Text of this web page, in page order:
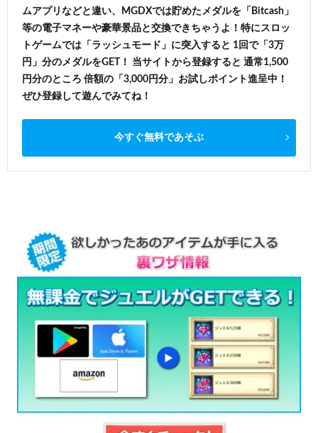
ムアプリなどと違い、MGDXでは貯めたメダルを「Bitcash」
等の電子マネーや豪華景品と交換できちゃうよ！特にスロッ
トゲームでは「ラッシュモード」に突入すると 1回で「3万
円」分のメダルをGET！ 当サイトから登録すると 通常1,500
円分のところ 倍額の「3,000円分」お試しポイント進呈中！
ぜひ登録して遊んでみてね！
今すぐ無料であそぶ